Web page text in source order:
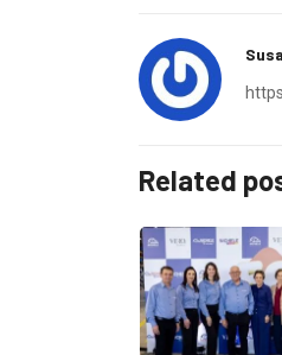
Related